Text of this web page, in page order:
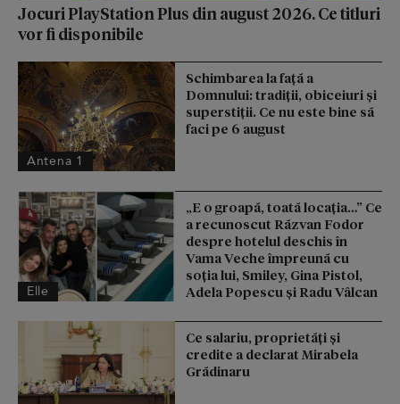
Jocuri PlayStation Plus din august 2026. Ce titluri
vor fi disponibile
Antena 1
Schimbarea la față a
Domnului: tradiții, obiceiuri și
superstiții. Ce nu este bine să
faci pe 6 august
Elle
„E o groapă, toată locația…” Ce
a recunoscut Răzvan Fodor
despre hotelul deschis în
Vama Veche împreună cu
soția lui, Smiley, Gina Pistol,
Adela Popescu și Radu Vâlcan
Ce salariu, proprietăți și
credite a declarat Mirabela
Grădinaru